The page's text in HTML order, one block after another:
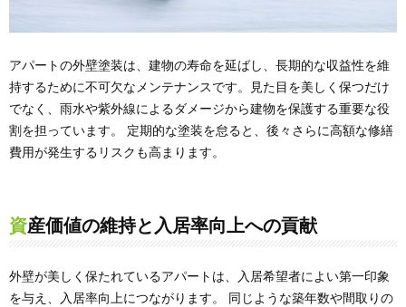
アパートの外壁塗装は、建物の寿命を延ばし、長期的な収益性を維
持するために不可欠なメンテナンスです。見た目を美しく保つだけ
でなく、雨水や紫外線によるダメージから建物を保護する重要な役
割を担っています。 定期的な塗装を怠ると、後々さらに高額な修繕
費用が発生するリスクも高まります。
資産価値の維持と入居率向上への貢献
外壁が美しく保たれているアパートは、入居希望者によい第一印象
を与え、入居率向上につながります。 同じような築年数や間取りの